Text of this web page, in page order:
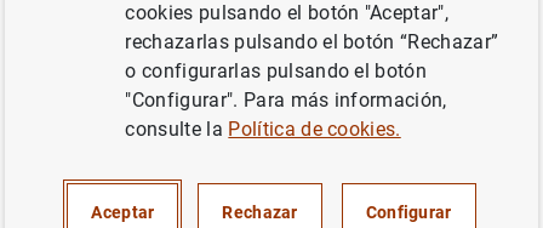
Autor: Danilo Leiva-León
, Eric Sims y
cookies pulsando el botón "Aceptar",
rechazarlas pulsando el botón “Rechazar”
o configurarlas pulsando el botón
"Configurar". Para más información,
consulte la Política de cookies.
Aceptar Rechazar Configurar